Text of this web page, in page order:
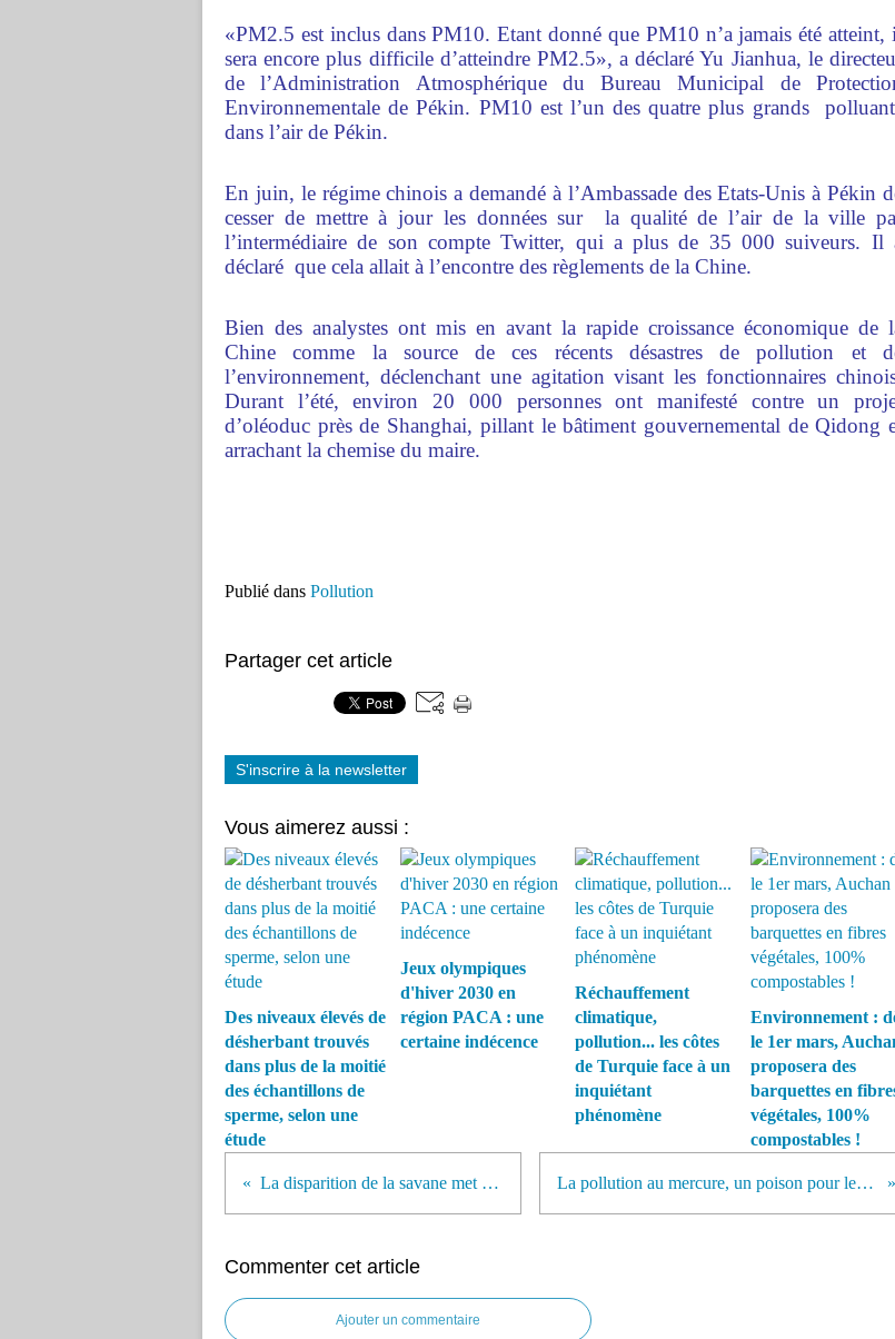
«PM2.5 est inclus dans PM10. Etant donné que PM10 n’a jamais été atteint,
sera encore plus difficile d’atteindre PM2.5», a déclaré Yu Jianhua, le
de l’Administration Atmosphérique du Bureau Municipal de
Environnementale de Pékin. PM10 est l’un des quatre plus grands
dans l’air de Pékin.
En juin, le régime chinois a demandé à l’Ambassade des Etats-Unis à Pékin
cesser de mettre à jour les données sur la qualité de l’air de la ville
l’intermédiaire de son compte Twitter, qui a plus de 35 000 suiveurs. Il
déclaré que cela allait à l’encontre des règlements de la Chine.
Bien des analystes ont mis en avant la rapide croissance économique de
Chine comme la source de ces récents désastres de pollution et
l’environnement, déclenchant une agitation visant les fonctionnaires
Durant l’été, environ 20 000 personnes ont manifesté contre un
d’oléoduc près de Shanghai, pillant le bâtiment gouvernemental de Qidong
arrachant la chemise du maire.
Publié dans Pollution
Partager cet article
S'inscrire à la newsletter
Vous aimerez aussi :
Des niveaux élevés de
désherbant trouvés
dans plus de la moitié
des échantillons de
sperme, selon une
étude
Jeux olympiques
d'hiver 2030 en
région PACA : une
certaine indécence
Réchauffement
climatique,
pollution... les côtes
de Turquie face à un
inquiétant
phénomène
Environnement :
le 1er mars,
proposera des
barquettes en
végétales, 100%
compostables !
La disparition de la savane met les lions en péril La pollution au mercure, un poison pour les amateurs de sushis
Commenter cet article
Ajouter un commentaire